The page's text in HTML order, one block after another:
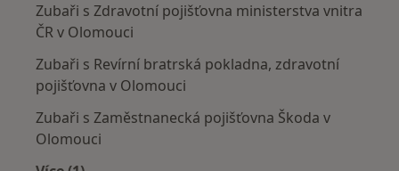
Zubaři s Zdravotní pojišťovna ministerstva vnitra
ČR v Olomouci
Zubaři s Revírní bratrská pokladna, zdravotní
pojišťovna v Olomouci
Zubaři s Zaměstnanecká pojišťovna Škoda v
Olomouci